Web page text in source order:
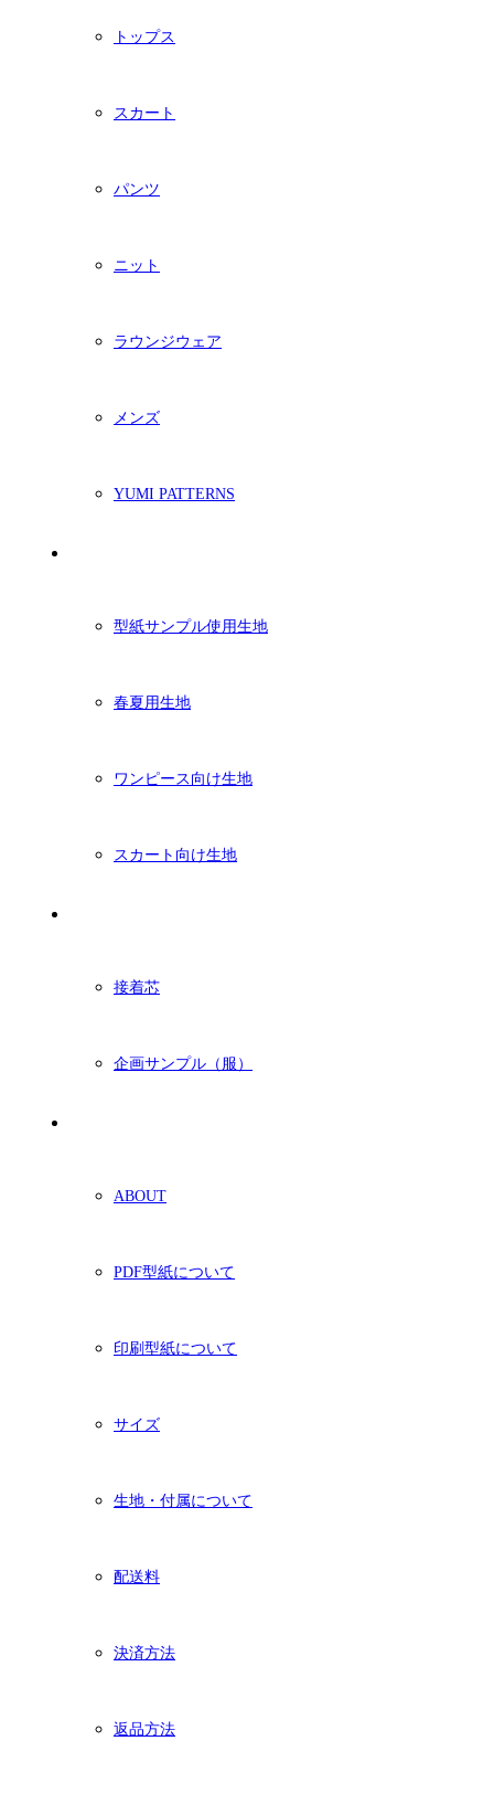
トップス
スカート
パンツ
ニット
ラウンジウェア
メンズ
YUMI PATTERNS
型紙サンプル使用生地
春夏用生地
ワンピース向け生地
スカート向け生地
接着芯
企画サンプル（服）
ABOUT
PDF型紙について
印刷型紙について
サイズ
生地・付属について
配送料
決済方法
返品方法